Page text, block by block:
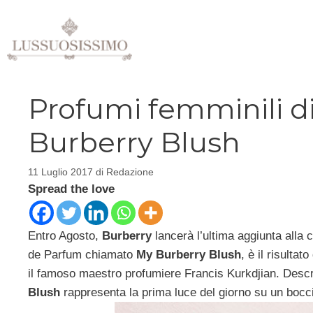
contenuto
Profumi femminili
Burberry Blush
11 Luglio 2017 di Redazione
Spread the love
Entro Agosto, Burberrylancerà l’ultima aggiunta alla
de Parfum chiamato My Burberry Blush, è il risultato
il famoso maestro profumiere Francis Kurkdjian.
Blush rappresenta la prima luce del giorno su un